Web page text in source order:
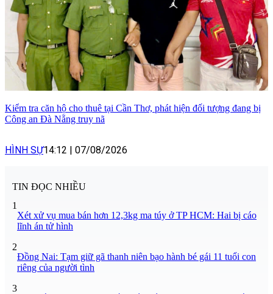
Kiểm tra căn hộ cho thuê tại Cần Thơ, phát hiện đối tượng đang bị
Công an Đà Nẵng truy nã
HÌNH SỰ14:12 | 07/08/2026
TIN ĐỌC NHIỀU
1
Xét xử vụ mua bán hơn 12,3kg ma túy ở TP HCM: Hai bị cáo
lĩnh án tử hình
2
Đồng Nai: Tạm giữ gã thanh niên bạo hành bé gái 11 tuổi con
riêng của người tình
3